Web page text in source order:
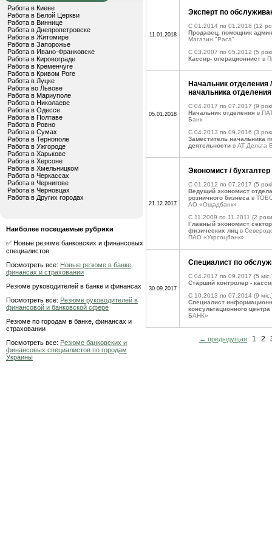
Работа в Киеве
Работа в Белой Церкви
Работа в Виннице
Работа в Днепропетровске
Работа в Житомире
Работа в Запорожье
Работа в Ивано-Франковске
Работа в Кировограде
Работа в Кременчуге
Работа в Кривом Роге
Работа в Луцке
Работа во Львове
Работа в Мариуполе
Работа в Николаеве
Работа в Одессе
Работа в Полтаве
Работа в Ровно
Работа в Сумах
Работа в Тернополе
Работа в Ужгороде
Работа в Харькове
Работа в Херсоне
Работа в Хмельницком
Работа в Черкассах
Работа в Чернигове
Работа в Черновцах
Работа в Других городах
Наиболее посещаемые рубрики
✅ Новые резюме банковских и финансовых
специалистов
Посмотреть все: Новые резюме в банке,
финансах и страховании
Резюме руководителей в банке и финансах
Посмотреть все: Резюме руководителей в
финансовой и банковской сфере
Резюме по городам в банке, финансах и
страховании
Посмотреть все: Резюме банковских и
финансовых специалистов по городам
Украины
11.01.2018
Эксперт по
C 01.2014 по 01.2018 (12
Продавец, помощник
Магазин "Раса"
C 03.2007 по 05.2012 (5
Кассир- операционнист в
05.01.2018
Начальник отделения
начальника отделения
C 04.2017 по 07.2017 (9
Начальник отделения в
Банк
C 04.2013 по 09.2016 (3
Заместитель начальника
деятельности в АТ Дельта
21.12.2017
Экономист / бухгалтер
C 01.2012 по 07.2017 (5
Ведущий экономист
розничного бизнеса в
АО «Ощадбанк»
C 11.2009 по 11.2011 (2
Главный экономист
физических лиц в
ПАО «Укрсоцбанк»
30.09.2017
Специалист по
C 04.2017 по 09.2017 (5
Старший контролер -
C 10.2013 по 07.2014 (9
Специалист
консультационного центра
БАНК»
← предыдущая 1 2